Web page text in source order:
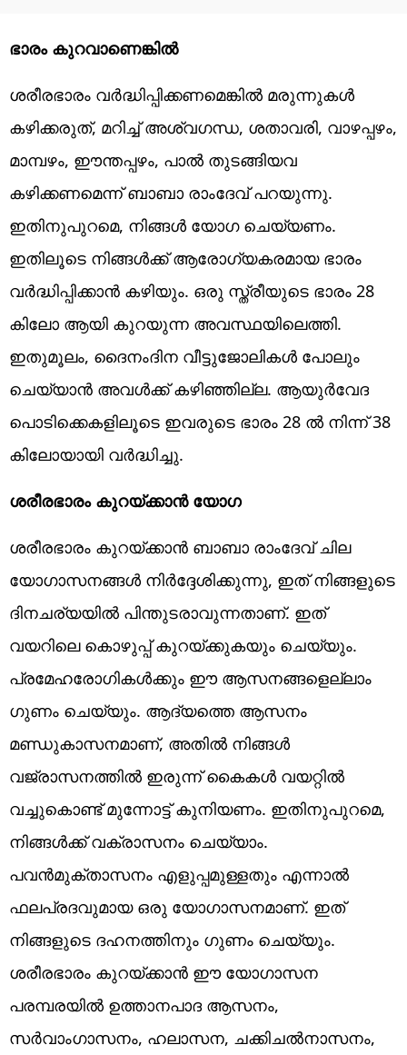
ഭാരം കുറവാണെങ്കിൽ
ശരീരഭാരം വർദ്ധിപ്പിക്കണമെങ്കിൽ മരുന്നുകൾ
കഴിക്കരുത്, മറിച്ച് അശ്വഗന്ധ, ശതാവരി, വാഴപ്പഴം,
മാമ്പഴം, ഈന്തപ്പഴം, പാൽ തുടങ്ങിയവ
കഴിക്കണമെന്ന് ബാബാ രാംദേവ് പറയുന്നു.
ഇതിനുപുറമെ, നിങ്ങൾ യോഗ ചെയ്യണം.
ഇതിലൂടെ നിങ്ങൾക്ക് ആരോഗ്യകരമായ ഭാരം
വർദ്ധിപ്പിക്കാൻ കഴിയും. ഒരു സ്ത്രീയുടെ ഭാരം 28
കിലോ ആയി കുറയുന്ന അവസ്ഥയിലെത്തി.
ഇതുമൂലം, ദൈനംദിന വീട്ടുജോലികൾ പോലും
ചെയ്യാൻ അവൾക്ക് കഴിഞ്ഞില്ല. ആയുർവേദ
പൊടിക്കെകളിലൂടെ ഇവരുടെ ഭാരം 28 ൽ നിന്ന് 38
കിലോയായി വർദ്ധിച്ചു.
ശരീരഭാരം കുറയ്ക്കാൻ യോഗ
ശരീരഭാരം കുറയ്ക്കാൻ ബാബാ രാംദേവ് ചില
യോഗാസനങ്ങൾ നിർദ്ദേശിക്കുന്നു, ഇത് നിങ്ങളുടെ
ദിനചര്യയിൽ പിന്തുടരാവുന്നതാണ്. ഇത്
വയറിലെ കൊഴുപ്പ് കുറയ്ക്കുകയും ചെയ്യും.
പ്രമേഹരോഗികൾക്കും ഈ ആസനങ്ങളെല്ലാം
ഗുണം ചെയ്യും. ആദ്യത്തെ ആസനം
മണ്ഡുകാസനമാണ്, അതിൽ നിങ്ങൾ
വജ്രാസനത്തിൽ ഇരുന്ന് കൈകൾ വയറ്റിൽ
വച്ചുകൊണ്ട് മുന്നോട്ട് കുനിയണം. ഇതിനുപുറമെ,
നിങ്ങൾക്ക് വക്രാസനം ചെയ്യാം.
പവൻമുക്താസനം എളുപ്പമുള്ളതും എന്നാൽ
ഫലപ്രദവുമായ ഒരു യോഗാസനമാണ്. ഇത്
നിങ്ങളുടെ ദഹനത്തിനും ഗുണം ചെയ്യും.
ശരീരഭാരം കുറയ്ക്കാൻ ഈ യോഗാസന
പരമ്പരയിൽ ഉത്താനപാദ ആസനം,
സർവാംഗാസനം, ഹലാസന, ചക്കിചൽനാസനം,